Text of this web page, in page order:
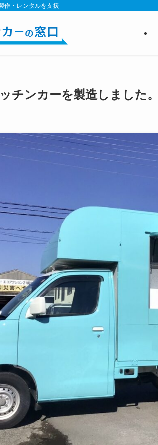
作・レンタルを支援
チンカーを製造しました。